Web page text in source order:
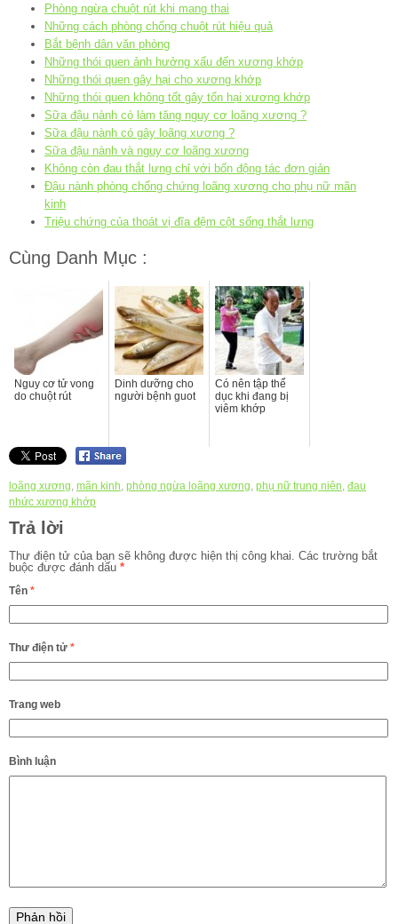
Phòng ngừa chuột rút khi mang thai
Những cách phòng chống chuột rút hiệu quả
Bắt bệnh dân văn phòng
Những thói quen ảnh hưởng xấu đến xương khớp
Những thói quen gây hại cho xương khớp
Những thói quen không tốt gây tổn hại xương khớp
Sữa đậu nành có làm tăng nguy cơ loãng xương ?
Sữa đậu nành có gây loãng xương ?
Sữa đậu nành và nguy cơ loãng xương
Không còn đau thắt lưng chỉ với bốn động tác đơn giản
Đậu nành phòng chống chứng loãng xương cho phụ nữ mãn
kinh
Triệu chứng của thoát vị đĩa đệm cột sống thắt lưng
Cùng Danh Mục :
Nguy cơ tử vong
do chuột rút
Dinh dưỡng cho
người bệnh guot
Có nên tập thể
dục khi đang bị
viêm khớp
loãng xương, mãn kinh, phòng ngừa loãng xương, phụ nữ trung niên, đau
nhức xương khớp
Trả lời
Thư điện tử của bạn sẽ không được hiện thị công khai. Các trường bắt
buộc được đánh dấu *
Tên *
Thư điện tử *
Trang web
Bình luận